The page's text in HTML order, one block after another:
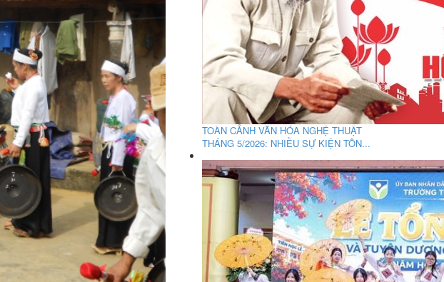
TOÀN CẢNH VĂN HÓA NGHỆ THUẬT
THÁNG 5/2026: NHIỀU SỰ KIỆN TÔN...